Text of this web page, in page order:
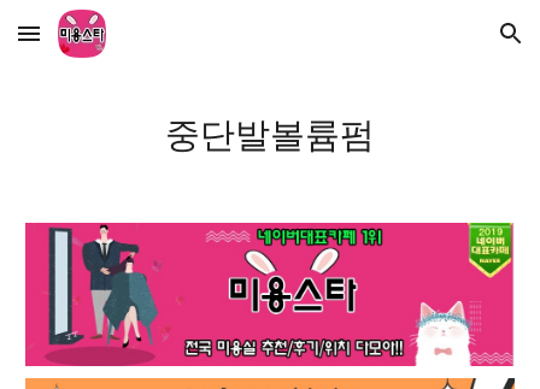
Skip to main content Skip to navigation
중단발볼륨펌